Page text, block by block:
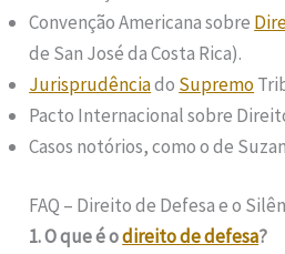
Convenção Americana sobre
de San José da Costa Rica).
Jurisprudênciado Supremo
Pacto Internacional sobre
Casos notórios, como o de
FAQ – Direito de Defesa e o
1. O que é odireito de defesa?